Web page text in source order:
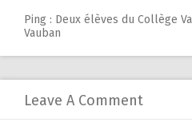
Ping : Deux élèves du Collège
Vauban
Leave A Comment